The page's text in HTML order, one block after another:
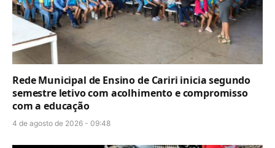
Rede Municipal de Ensino de Cariri inicia segundo
semestre letivo com acolhimento e compromisso
com a educação
4 de agosto de 2026 - 09:48